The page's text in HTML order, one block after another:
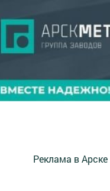
Реклама в Арске